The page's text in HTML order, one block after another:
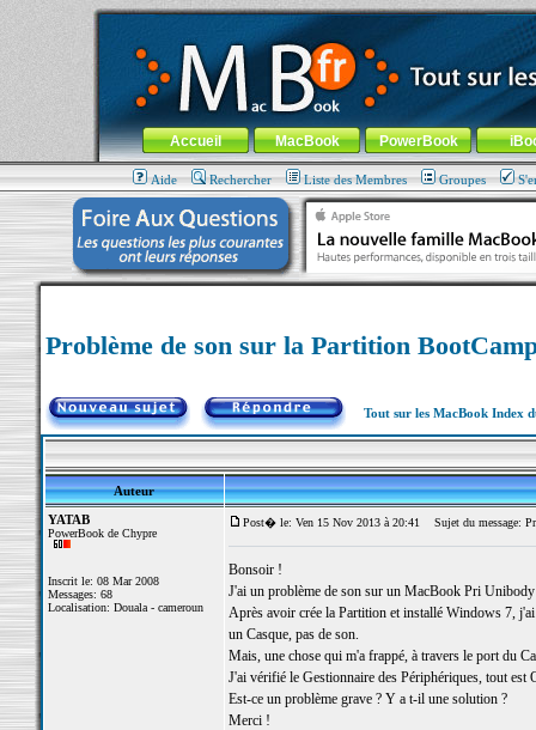
MacBook-fr.com : 100% Apple... 100% nomade !
Aller au contenu-Aller au menu général-Aller au menu de
Menu général
Accueil MacBook PowerBook
Aide Rechercher Liste des Membres Groupes
Problème de son sur la Partition
Tout sur les MacBook Index
Auteur
YATAB
PowerBook de Chypre
Inscrit le: 08 Mar 2008
Messages: 68
Localisation: Douala - cameroun
Post� le: Ven 15 Nov 2013 à 20:41 Sujet du message:
Bonsoir !
J'ai un problème de son sur un MacBook Pri
Après avoir crée la Partition et installé Windows 7,
un Casque, pas de son.
Mais, une chose qui m'a frappé, à travers le port du
J'ai vérifié le Gestionnaire des Périphériques, tout est
Est-ce un problème grave ? Y a t-il une solution ?
Merci !